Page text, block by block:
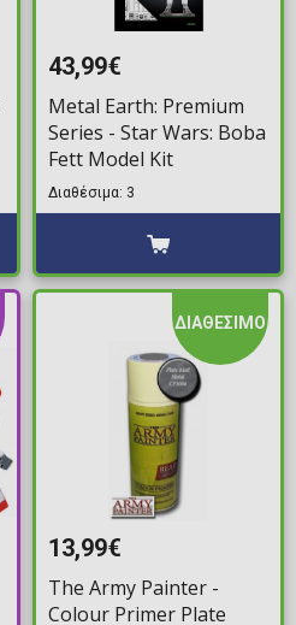
43,99€
Metal Earth: Premium
Series - Star Wars: Boba
Fett Model Kit
Διαθέσιμα: 3
ΔΙΑΘΕΣΙΜΟ
13,99€
The Army Painter -
Colour Primer Plate